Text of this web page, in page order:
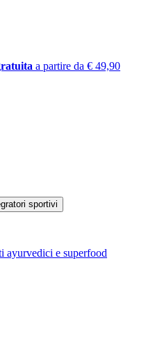
a partire da € 49,90
ayurvedici e superfood